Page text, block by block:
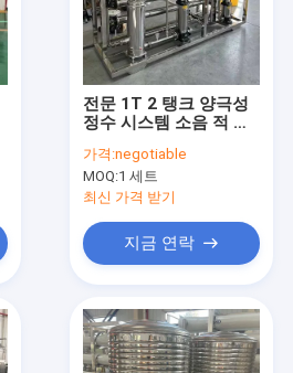
전문 1T 2 탱크 양극성
정수 시스템 소음 적 산
가격:negotiable
MOQ:1 세트
최신 가격 받기
지금 연락